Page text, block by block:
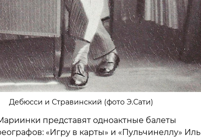
Дебюсси и Стравинский (фото Э.Сати)
представят одноактные балеты
«Игру в карты» и «Пульчинеллу»